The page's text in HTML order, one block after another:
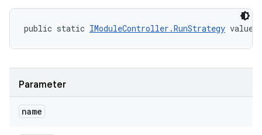
public static IModuleController.RunStrategy
Parameter
name